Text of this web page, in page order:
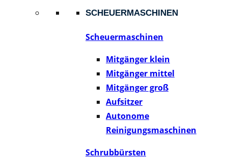
SCHEUERMASCHINEN
Scheuermaschinen
Mitgänger klein
Mitgänger mittel
Mitgänger groß
Aufsitzer
Autonome
Reinigungsmaschinen
Schrubbürsten